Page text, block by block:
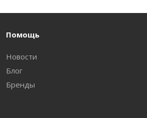
Помощь
Новости
Блог
Бренды